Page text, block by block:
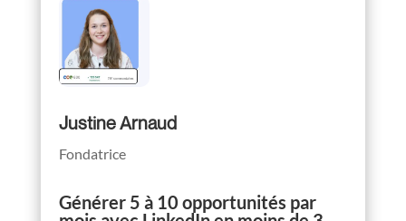
Justine Arnaud
Fondatrice
Générer 5 à 10 opportunités par